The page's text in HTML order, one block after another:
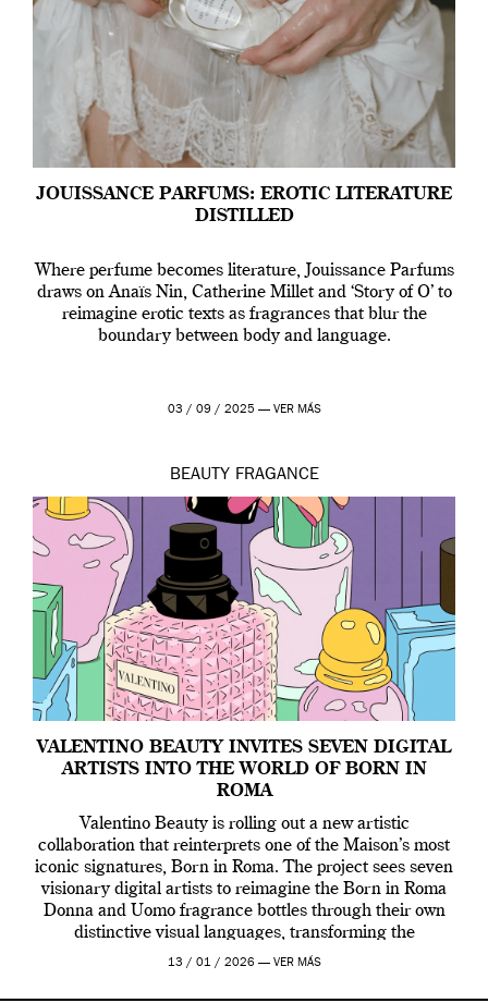
JOUISSANCE PARFUMS: EROTIC LITERATURE
DISTILLED
Where perfume becomes literature, Jouissance Parfums
draws on Anaïs Nin, Catherine Millet and ‘Story of O’ to
reimagine erotic texts as fragrances that blur the
boundary between body and language.
03 / 09 / 2025 — VER MÁS
BEAUTY FRAGANCE
VALENTINO BEAUTY INVITES SEVEN DIGITAL
ARTISTS INTO THE WORLD OF BORN IN
ROMA
Valentino Beauty is rolling out a new artistic
collaboration that reinterprets one of the Maison’s most
iconic signatures, Born in Roma. The project sees seven
visionary digital artists to reimagine the Born in Roma
Donna and Uomo fragrance bottles through their own
distinctive visual languages, transforming the
emblematic design into a contemporary canvas.
13 / 01 / 2026 — VER MÁS